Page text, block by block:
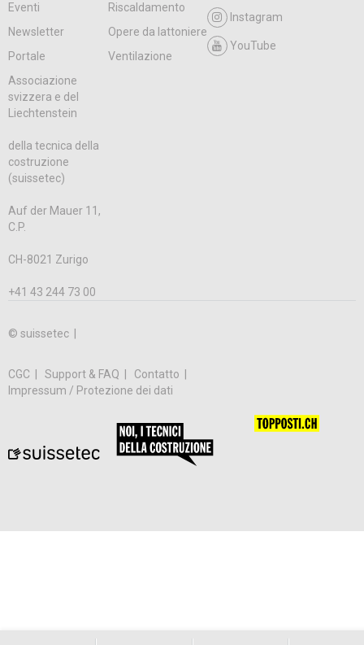
Eventi
Riscaldamento
Newsletter
Opere da lattoniere
Portale
Ventilazione
Instagram
YouTube
Associazione
svizzera e del
Liechtenstein
della tecnica della
costruzione
(suissetec)
Auf der Mauer 11,
C.P.
CH-8021 Zurigo
+41 43 244 73 00
© suissetec |
CGC Support & FAQ
Contatto
Impressum / Protezione dei dati